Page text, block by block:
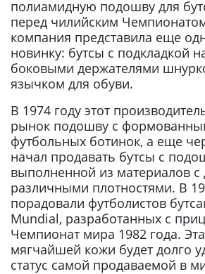
полиамидную подошву для
перед чилийским
компания представила еще
новинку: бутсы с подкладкой
боковыми держателями
язычком для обуви.
В 1974 году этот
рынок подошву с
футбольных ботинок, а еще
начал продавать бутсы с
выполненной из материалов с
различными плотностями. В
порадовали футболистов
Mundial, разработанных с
Чемпионат мира 1982 года.
мягчайшей кожи будет долго
статус самой продаваемой в